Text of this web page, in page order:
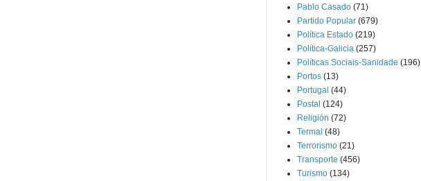
Pablo Casado (71)
Partido Popular (679)
Política Estado (219)
Política-Galicia (257)
Políticas Sociais-Sanidade (196)
Portos (13)
Portugal (44)
Postal (124)
Religión (72)
Termal (48)
Terrorismo (21)
Transporte (456)
Turismo (134)